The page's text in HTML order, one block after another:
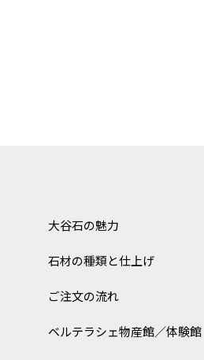
大谷石の魅力
石材の種類と仕上げ
ご注文の流れ
ベルテラシェ物産館／体験館